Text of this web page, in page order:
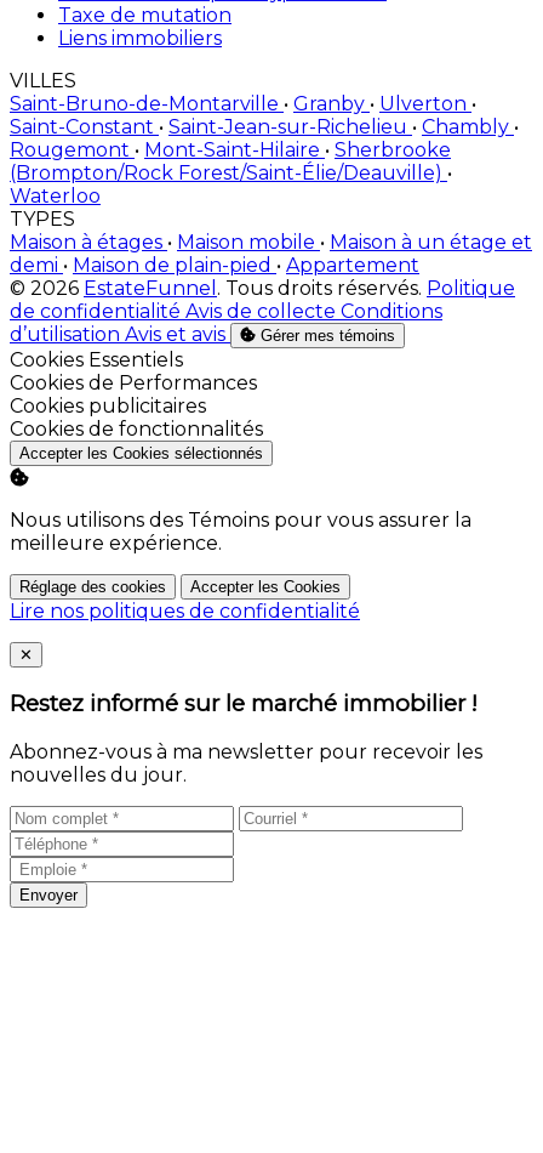
Taxe de mutation
Liens immobiliers
VILLES
Saint-Bruno-de-Montarville • Granby • Ulverton •
Saint-Constant • Saint-Jean-sur-Richelieu • Chambly •
Rougemont • Mont-Saint-Hilaire • Sherbrooke
(Brompton/Rock Forest/Saint-Élie/Deauville) •
Waterloo
TYPES
Maison à étages • Maison mobile • Maison à un étage et
demi • Maison de plain-pied • Appartement
© 2026 EstateFunnel . Tous droits réservés. Politique
de confidentialité Avis de collecte Conditions
d’utilisation Avis et avis Gérer mes témoins
Activer
Cookies Essentiels
Activer
Cookies de Performances
Activer
Cookies publicitaires
Activer
Cookies de fonctionnalités
Accepter les Cookies sélectionnés
Nous utilisons des Témoins pour vous assurer la
meilleure expérience.
Réglage des cookies Accepter les Cookies
Lire nos politiques de confidentialité
Close
✕
Restez informé sur le marché immobilier !
Abonnez-vous à ma newsletter pour recevoir les
nouvelles du jour.
Envoyer